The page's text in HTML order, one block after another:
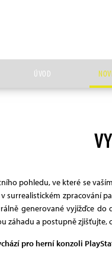
ÚVOD
pohledu, ve které se
zpracování
generované vyjížďce
záhadu a postupně
pro herní konzoli